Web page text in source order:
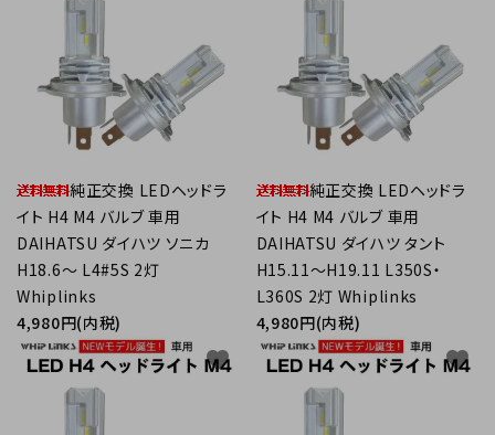
純正交換 LEDヘッドラ
イト H4 M4 バルブ 車用
DAIHATSU ダイハツ ソニカ
H18.6～ L4#5S 2灯
Whiplinks
4,980円(内税)
純正交換 LEDヘッドラ
イト H4 M4 バルブ 車用
DAIHATSU ダイハツ タント
H15.11～H19.11 L350S・
L360S 2灯 Whiplinks
4,980円(内税)
favorite favorite